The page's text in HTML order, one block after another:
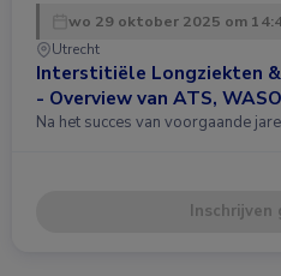
wo 29 oktober 2025 om
Utrecht
Interstitiële Longziekten
- Overview van ATS,
Na het succes van voorgaande
Inschrijven